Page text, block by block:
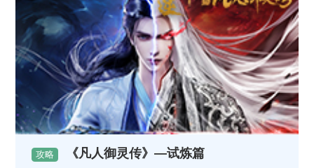
攻略 《凡人御灵传》—试炼篇